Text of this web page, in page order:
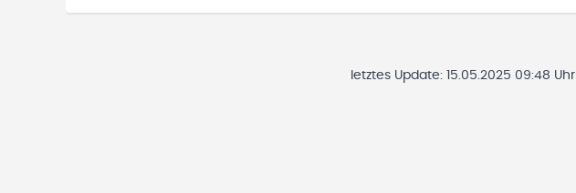
letztes Update: 15.05.2025 09:48 Uhr